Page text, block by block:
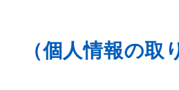
（個人情報の取